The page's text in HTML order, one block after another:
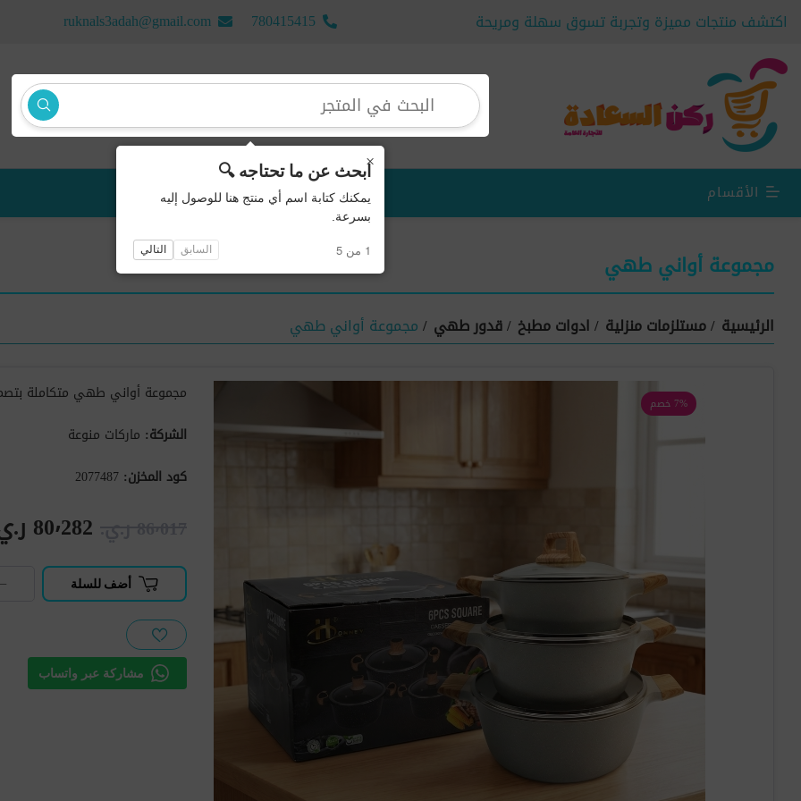
اكتشف منتجات مميزة وتجربة تسوق سهلة ومريحة 780415415
ruknals3adah@gmail.com
الأقسام منتجات جديدة
مجموعة أواني طهي
الرئيسية /مستلزمات منزلية /ادوات مطبخ /قدور طهي /مجموعة أواني طهي
7% خصم
مجموعة أواني طهي متكاملة
الشركة: ماركات منوعة
كود المخزن: 2077487
80٬282 ر.ي.‏
أضف للسلة
مشاركة عبر واتساب
×ابحث عن ما تحتاجه 🔍
يمكنك كتابة اسم أي منتج هنا للوصول إليه
بسرعة.
1 من 5 السابق التالي